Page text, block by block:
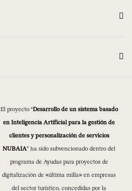
El proyecto “Desarrollo de un sistema basado
en Inteligencia Artificial para la gestión de
clientes y personalización de servicios
NUBAIA” ha sido subvencionado dentro del
programa de Ayudas para proyectos de
digitalización de «última milla» en empresas
del sector turístico, concedidas por la